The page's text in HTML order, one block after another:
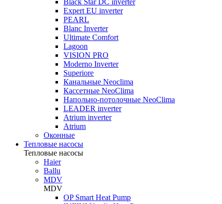
Black Star DC inverter
Expert EU inverter
PEARL
Blanc Inverter
Ultimate Comfort
Lagoon
VISION PRO
Moderno Inverter
Superiore
Канальные Neoclima
Кассетные NeoClima
Напольно-потолочные NeoClima
LEADER inverter
Atrium inverter
Atrium
Оконные
Тепловые насосы
Тепловые насосы
Haier
Ballu
MDV
MDV
OP Smart Heat Pump